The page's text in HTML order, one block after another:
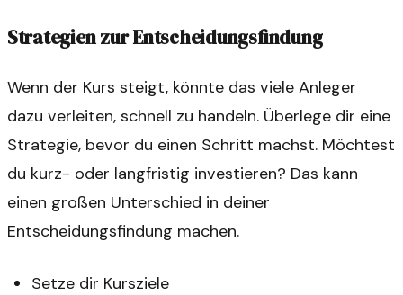
Strategien zur Entscheidungsfindung
Wenn der Kurs steigt, könnte das viele Anleger
dazu verleiten, schnell zu handeln. Überlege dir eine
Strategie, bevor du einen Schritt machst. Möchtest
du kurz- oder langfristig investieren? Das kann
einen großen Unterschied in deiner
Entscheidungsfindung machen.
Setze dir Kursziele